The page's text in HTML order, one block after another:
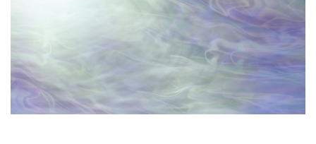
Een
uitleg